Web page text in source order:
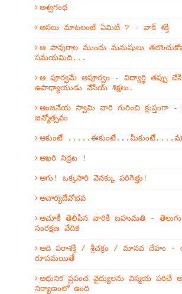
అశ్వగంధ
అసలు మాటలంటే ఏమిటి ? - వాక్ శక్తి
ఆ పావురాల ముందు మనుషులు
సమయమిది...
ఆ పూర్వమే అపూర్వం - విద్యార్థి తప్పు
ఉపాధ్యాయుడు వేసేయ్ శిక్షలు.
ఆంజనేయ స్వామి వారి గురించి క్లుప్తంగా
జన్మోత్సవం
ఆకుంటే
ఆఖరి నిద్రట !
ఆగు! ఒక్కసారి వెనక్కు పరిగెత్తు!
ఆచార్యదేవోభవ
ఆచూకీ తెలిపిన వారికి బహుమతి -
సంరక్షణ వేదిక
ఆది పరాశక్తి / శ్రీచక్రం / మానవ దేహం -
రూపమయితే
ఆధునిక ప్రపంచ వైద్యులను విస్మయ పరిచే
నిర్యాణంలో ఉంది